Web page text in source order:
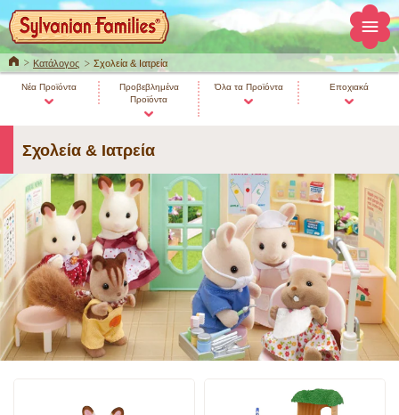
ΚΕΝΤΡΙΚΗΚατάλογος Σχολεία & Ιατρεία
Νέα Προϊόντα
Προβεβλημένα
Προϊόντα
Όλα τα Προϊόντα Εποχιακά
Σχολεία & Ιατρεία